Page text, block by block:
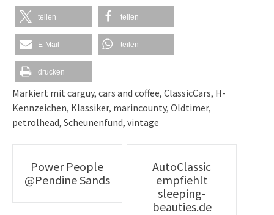
teilen teilen
E-Mail teilen
drucken
Markiert mit carguy, cars and coffee, ClassicCars, H-
Kennzeichen, Klassiker, marincounty, Oldtimer,
petrolhead, Scheunenfund, vintage
Artikel-
Navigation
Power People
@Pendine Sands
AutoClassic
empfiehlt
sleeping-
beauties.de